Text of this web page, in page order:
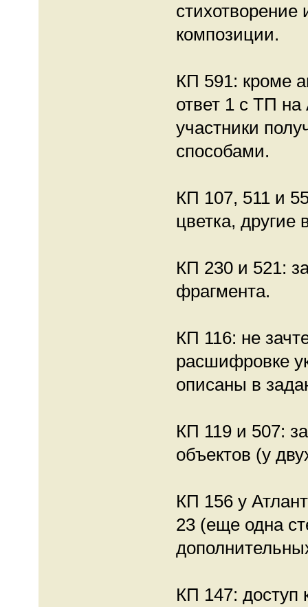
композиции.
КП 591: кроме
ответ 1 с ТП
участники
способами.
КП 107, 511 и
цветка, другие
КП 230 и 521:
фрагмента.
КП 116: не
расшифровке
описаны в
КП 119 и 507:
объектов (у
КП 156 у
23 (еще одна
КП 147: доступ